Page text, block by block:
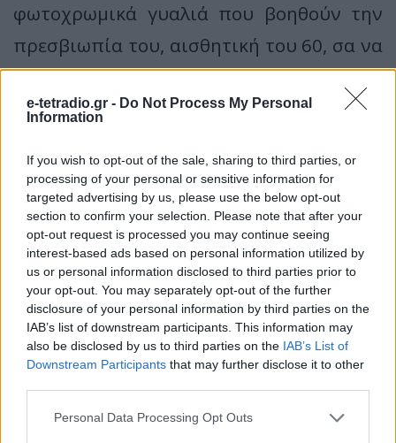
e-tetradio.gr - Do Not Process My Personal
Information
If you wish to opt-out of the sale, sharing to third parties, or
processing of your personal or sensitive information for
targeted advertising by us, please use the below opt-out
section to confirm your selection. Please note that after your
opt-out request is processed you may continue seeing
interest-based ads based on personal information utilized by
us or personal information disclosed to third parties prior to
your opt-out. You may separately opt-out of the further
disclosure of your personal information by third parties on the
IAB’s list of downstream participants. This information may
also be disclosed by us to third parties on the IAB’s List of
Downstream Participants that may further disclose it to other
Personal Data Processing Opt Outs
φωτοχρωμικά γυαλιά που βοηθούν την
πρεσβιωπία του, αισθητική του 60, σα να
επανεμφανίστηκε από χρονοδίνη.
«Άκακος είν’ ο γέρος» λέει ένας
συνάδερφος στο Χρήστο λες και
επρόκειτο για Ρονταβαϊλερ, ενώ
ταυτόχρονα κρατά με τα δόντια του ένα
σουσαμένιο κουλούρι προσπαθώντας να
φορέσει το σακάκι του.. «σαν και μας,
δούλευε 25 ώρες τη μέρα. Είχε δώσει εδώ
στη γωνία ραντεβού με τη γκόμενα που
αγαπούσε. Αν δεν συναντιόνταν, αυτή θα
έφευγε για Γερμανία να παντρευτεί με